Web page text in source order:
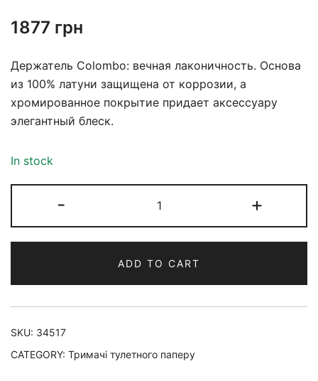
1877 грн
Держатель Colombo: вечная лаконичность. Основа
из 100% латуни защищена от коррозии, а
хромированное покрытие придает аксессуару
элегантный блеск.
In stock
- +
ADD TO CART
SKU: 34517
CATEGORY: Тримачі тулетного паперу